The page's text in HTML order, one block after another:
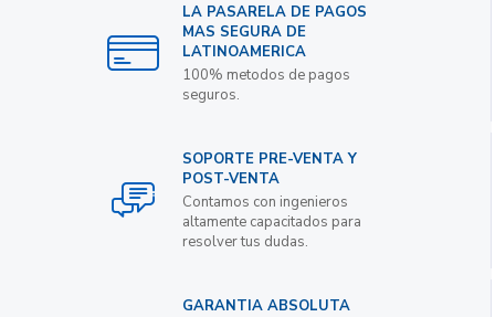
LA PASARELA DE PAGOS
MAS SEGURA DE
LATINOAMERICA
100% metodos de pagos
seguros.
SOPORTE PRE-VENTA Y
POST-VENTA
Contamos con ingenieros
altamente capacitados para
resolver tus dudas.
GARANTIA ABSOLUTA